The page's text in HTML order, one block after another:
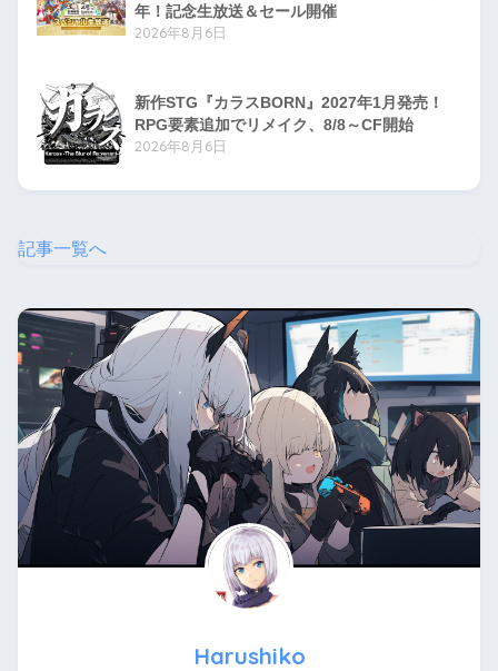
年！記念生放送＆セール開催
2026年8月6日
新作STG『カラスBORN』2027年1月発売！
RPG要素追加でリメイク、8/8～CF開始
2026年8月6日
記事一覧へ
Harushiko